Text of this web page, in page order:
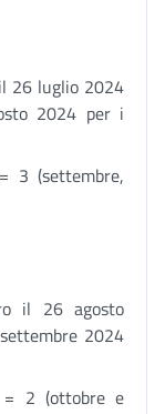
26 luglio 2024
2024 per i
3 (settembre,
il 26 agosto
2024
= 2 (ottobre e